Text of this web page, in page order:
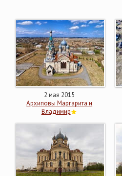
2 мая 2015
Архиповы Маргарита и
Владимир